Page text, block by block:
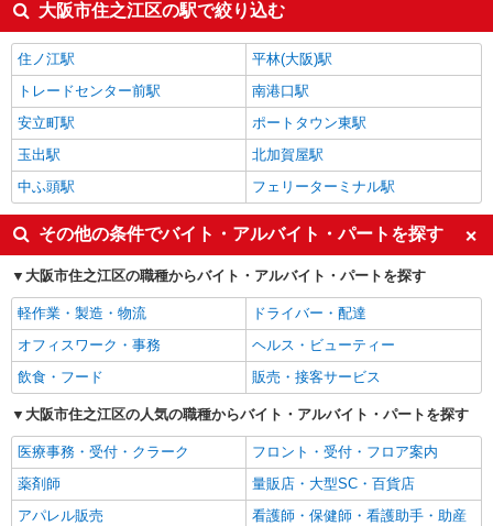
大阪市住之江区の駅で絞り込む
住ノ江駅
平林(大阪)駅
トレードセンター前駅
南港口駅
安立町駅
ポートタウン東駅
玉出駅
北加賀屋駅
中ふ頭駅
フェリーターミナル駅
その他の条件でバイト・アルバイト・パートを探す
大阪市住之江区の職種からバイト・アルバイト・パートを探す
軽作業・製造・物流
ドライバー・配達
オフィスワーク・事務
ヘルス・ビューティー
飲食・フード
販売・接客サービス
大阪市住之江区の人気の職種からバイト・アルバイト・パートを探す
医療事務・受付・クラーク
フロント・受付・フロア案内
薬剤師
量販店・大型SC・百貨店
アパレル販売
看護師・保健師・看護助手・助産